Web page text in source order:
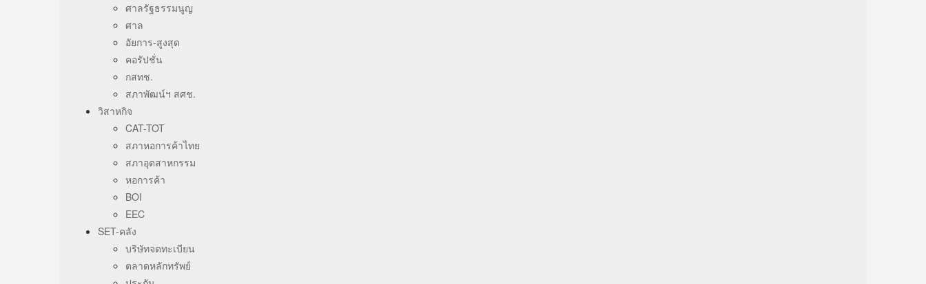
ศาลรัฐธรรมนูญ
ศาล
อัยการ-สูงสุด
คอรัปชั่น
กสทช.
สภาพัฒน์ฯ สศช.
วิสาหกิจ
CAT-TOT
สภาหอการค้าไทย
สภาอุตสาหกรรม
หอการค้า
BOI
EEC
SET-คลัง
บริษัทจดทะเบียน
ตลาดหลักทรัพย์